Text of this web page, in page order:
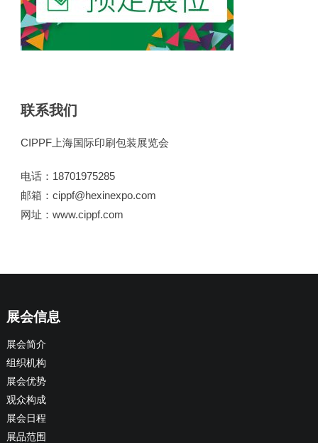
联系我们
CIPPF上海国际印刷包装展览会
电话：18701975285
邮箱：cippf@hexinexpo.com
网址：www.cippf.com
展会信息
展会简介
组织机构
展会优势
观众构成
展会日程
展品范围